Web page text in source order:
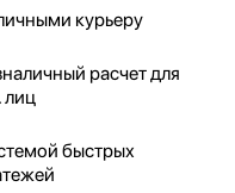
курьеру
расчет для
лиц
быстрых